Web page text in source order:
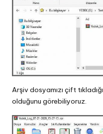
Arşiv dosyamızı çift
olduğunu görebiliyoruz.